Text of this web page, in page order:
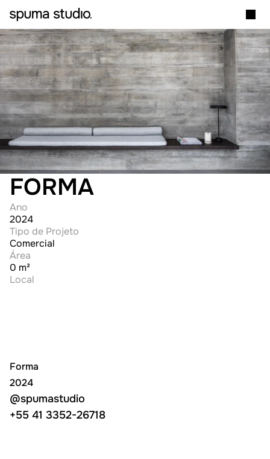
FORMA
Ano
2024
Tipo de Projeto
Comercial
Área
0 m²
Local
Forma
2024
@spumastudio
@spumastudio
+55 41 3352-26718